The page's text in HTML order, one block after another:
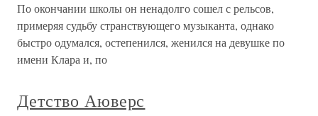
По окончании школы он ненадолго сошел с рельсов,
примеряя судьбу странствующего музыканта, однако
быстро одумался, остепенился, женился на девушке по
имени Клара и, по
Детство Аюверс